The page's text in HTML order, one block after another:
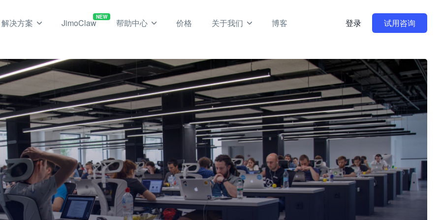
解决方案 JimoClaw
NEW
帮助中心 价格 关于我们 博客 登录 试用咨询